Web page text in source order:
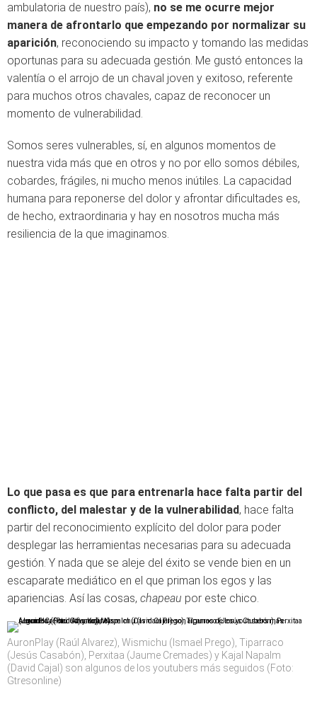
ambulatoria de nuestro país), no se me ocurre mejor
manera de afrontarlo que empezando por normalizar su
aparición, reconociendo su impacto y tomando las medidas
oportunas para su adecuada gestión. Me gustó entonces la
valentía o el arrojo de un chaval joven y exitoso, referente
para muchos otros chavales, capaz de reconocer un
momento de vulnerabilidad.
Somos seres vulnerables, sí, en algunos momentos de
nuestra vida más que en otros y no por ello somos débiles,
cobardes, frágiles, ni mucho menos inútiles. La capacidad
humana para reponerse del dolor y afrontar dificultades es,
de hecho, extraordinaria y hay en nosotros mucha más
resiliencia de la que imaginamos.
Lo que pasa es que para entrenarla hace falta partir del
conflicto, del malestar y de la vulnerabilidad, hace falta
partir del reconocimiento explícito del dolor para poder
desplegar las herramientas necesarias para su adecuada
gestión. Y nada que se aleje del éxito se vende bien en un
escaparate mediático en el que priman los egos y las
apariencias. Así las cosas, chapeau por este chico.
AuronPlay (Raúl Alvarez), Wismichu (Ismael Prego), Tiparraco
(Jesús Casabón), Perxitaa (Jaume Cremades) y Kajal Napalm
(David Cajal) son algunos de los youtubers más seguidos (Foto:
Gtresonline)